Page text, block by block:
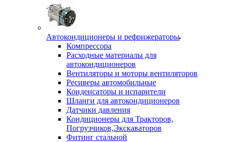
Автокондиционеры и рефрижераторы
Компрессора
Расходные материалы для
автокондиционеров
Вентиляторы и моторы вентиляторов
Ресиверы автомобильные
Конденсаторы и испарители
Шланги для автокондиционеров
Датчики давления
Кондиционеры для Тракторов,
Погрузчиков,Экскаваторов
Фитинг стальной